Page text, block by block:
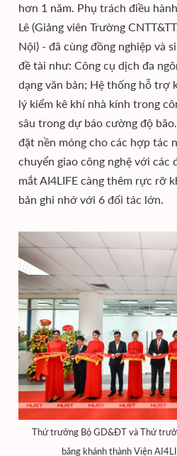
hơn 1 năm. Phụ trách điều
Lê (Giảng viên Trường
Nội) - đã cùng đồng nghiệp và
đề tài như: Công cụ dịch đa
dạng văn bản; Hệ thống hỗ trợ
lý kiểm kê khí nhà kính trong
sâu trong dự báo cường độ
đặt nền móng cho các hợp tác
chuyển giao công nghệ với các
mắt AI4LIFE càng thêm rực rỡ
bản ghi nhớ với 6 đối tác lớn.
Thứ trưởng Bộ GD&ĐT và Thứ
băng khánh thành Viện